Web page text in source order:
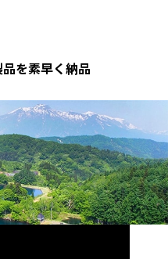
を素早く納品